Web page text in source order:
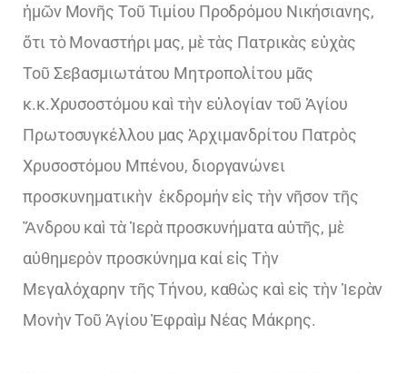
ἡμῶν Μονῆς Τοῦ Τιμίου Προδρόμου Νικήσιανης,
ὅτι τὸ Μοναστήρι μας, μὲ τὰς Πατρικὰς εὐχὰς
Τοῦ Σεβασμιωτάτου Μητροπολίτου μᾶς
κ.κ.Χρυσοστόμου καὶ τὴν εὐλογίαν τοῦ Ἁγίου
Πρωτοσυγκέλλου μας Ἀρχιμανδρίτου Πατρὸς
Χρυσοστόμου Μπένου, διοργανώνει
προσκυνηματικὴν ἐκδρομήν εἰς τὴν νῆσον τῆς
Ἄνδρου καὶ τὰ Ἱερὰ προσκυνήματα αὐτῆς, μὲ
αὐθημερὸν προσκύνημα καί εἰς Τὴν
Μεγαλόχαρην τῆς Τήνου, καθὼς καὶ εἰς τὴν Ἱερὰν
Μονὴν Τοῦ Ἁγίου Ἐφραὶμ Νέας Μάκρης.